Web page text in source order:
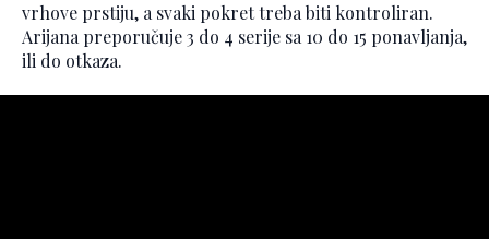
vrhove prstiju, a svaki pokret treba biti kontroliran.
Arijana preporučuje 3 do 4 serije sa 10 do 15 ponavljanja,
ili do otkaza.